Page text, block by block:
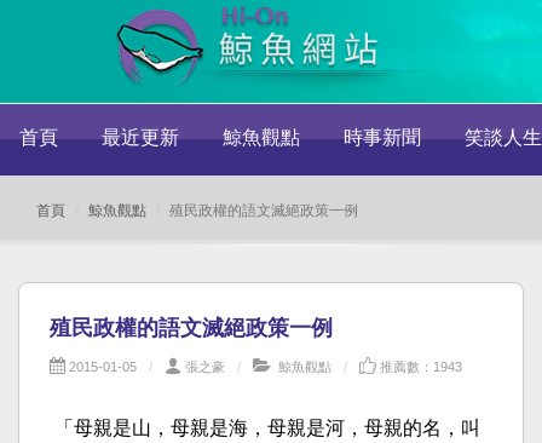
首頁 最近更新 鯨魚觀點 時事新聞 笑談人生
首頁 鯨魚觀點 殖民政權的語文滅絕政策一例
殖民政權的語文滅絕政策一例
2015-01-05 張之豪 鯨魚觀點 推薦數：1943
「母親是山，母親是海，母親是河，母親的名，叫